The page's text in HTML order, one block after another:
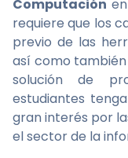
Computación
requiere que los
previo de las
así como
solución de
estudiantes
gran interés por
el sector de la